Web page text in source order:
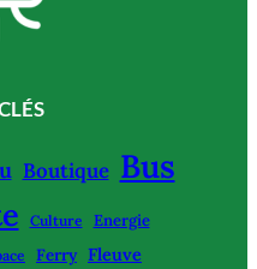
Boutique Bus
Culture Energie
Ferry Fleuve